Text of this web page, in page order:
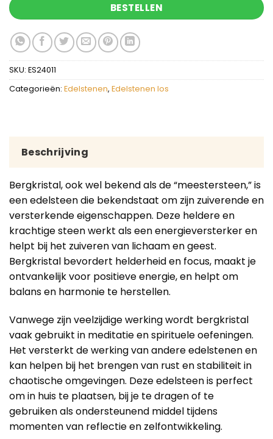
BESTELLEN
SKU: ES24011
Categorieën: Edelstenen, Edelstenen los
Beschrijving
Bergkristal, ook wel bekend als de “meestersteen,” is
een edelsteen die bekendstaat om zijn zuiverende en
versterkende eigenschappen. Deze heldere en
krachtige steen werkt als een energieversterker en
helpt bij het zuiveren van lichaam en geest.
Bergkristal bevordert helderheid en focus, maakt je
ontvankelijk voor positieve energie, en helpt om
balans en harmonie te herstellen.
Vanwege zijn veelzijdige werking wordt bergkristal
vaak gebruikt in meditatie en spirituele oefeningen.
Het versterkt de werking van andere edelstenen en
kan helpen bij het brengen van rust en stabiliteit in
chaotische omgevingen. Deze edelsteen is perfect
om in huis te plaatsen, bij je te dragen of te
gebruiken als ondersteunend middel tijdens
momenten van reflectie en zelfontwikkeling.